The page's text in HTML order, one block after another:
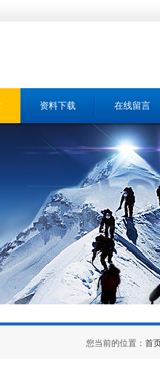
资料下载 在线留言
您当前的位置： 首